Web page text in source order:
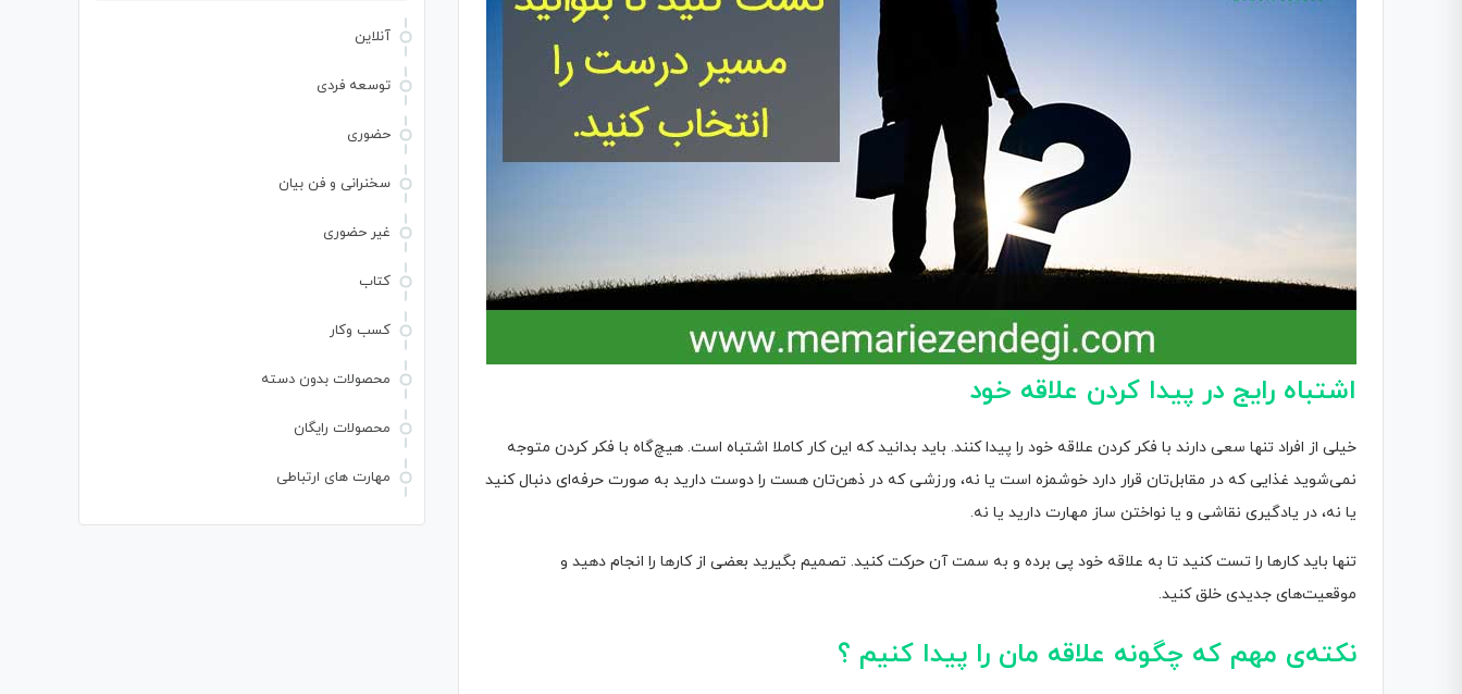
اشتباه رایج در پیدا کردن علاقه خود
خیلی از افراد تنها سعی دارند با فکر کردن علاقه خود را پیدا کنند. باید بدانید که این کار کاملا اشتباه است. هیچ‌گاه با فکر کردن متوجه
نمی‌شوید غذایی که در مقابل‌تان قرار دارد خوشمزه است یا نه، ورزشی که در ذهن‌تان هست را دوست دارید به صورت حرفه‌ای دنبال کنید
یا نه، در یادگیری نقاشی و یا نواختن ساز مهارت دارید یا نه.
تنها باید کارها را تست کنید تا به علاقه خود پی برده و به سمت آن حرکت کنید. تصمیم بگیرید بعضی از کارها را انجام دهید و
موقعیت‌های جدیدی خلق کنید.
نکته‌ی مهم که چگونه علاقه مان را پیدا کنیم ؟
آنلاین
توسعه فردی
حضوری
سخنرانی و فن بیان
غیر حضوری
کتاب
کسب وکار
محصولات بدون دسته
محصولات رایگان
مهارت های ارتباطی